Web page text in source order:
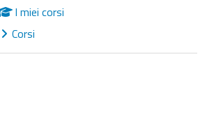
I miei corsi
Corsi